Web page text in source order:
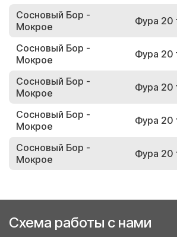
Сосновый Бор -
Мокрое
Фура 20
Сосновый Бор -
Мокрое
Фура 20
Сосновый Бор -
Мокрое
Фура 20
Сосновый Бор -
Мокрое
Фура 20
Сосновый Бор -
Мокрое
Фура 20
Схема работы с нами